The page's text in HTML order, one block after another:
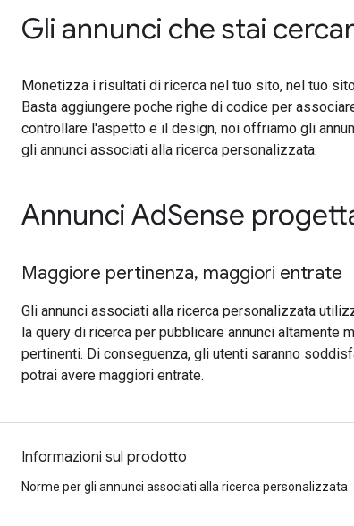
Gli annunci che stai
Monetizza i risultati di ricerca nel tuo sito, nel tuo
Basta aggiungere poche righe di codice per
controllare l'aspetto e il design, noi offriamo gli
gli annunci associati alla ricerca personalizzata.
Annunci AdSense
Maggiore pertinenza, maggiori entrate
Gli annunci associati alla ricerca personalizzata
la query di ricerca per pubblicare annunci altamente
pertinenti. Di conseguenza, gli utenti saranno
potrai avere maggiori entrate.
Informazioni sul prodotto
Norme per gli annunci associati alla ricerca personalizzata